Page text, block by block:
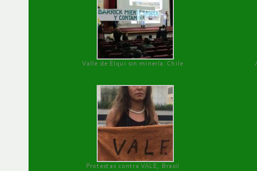
Valle de Elqui sin minería. Chile
Protestas contra VALE, Brasil